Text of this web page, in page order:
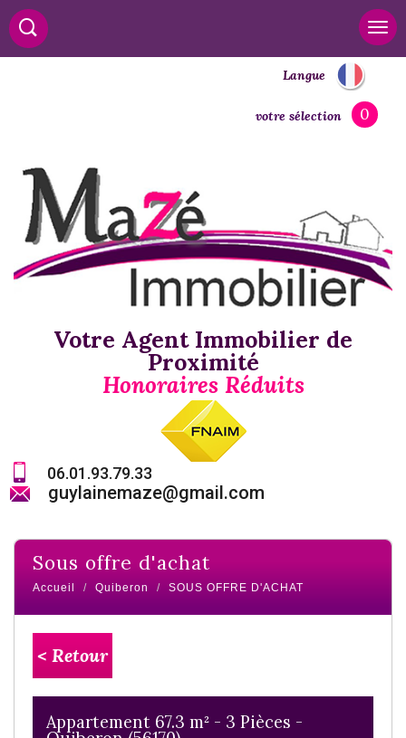
Langue
votre sélection 0
Votre Agent Immobilier de
Proximité
Honoraires Réduits
06.01.93.79.33
guylainemaze@gmail.com
sous offre d'achat
Accueil Quiberon SOUS OFFRE D'ACHAT
< Retour
Appartement 67.3 m² - 3 Pièces -